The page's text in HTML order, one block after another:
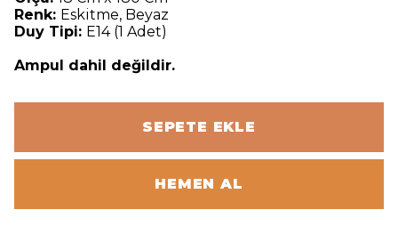
Renk: Eskitme, Beyaz
Duy Tipi: E14 (1 Adet)
Ampul dahil değildir.
SEPETE EKLE
HEMEN AL